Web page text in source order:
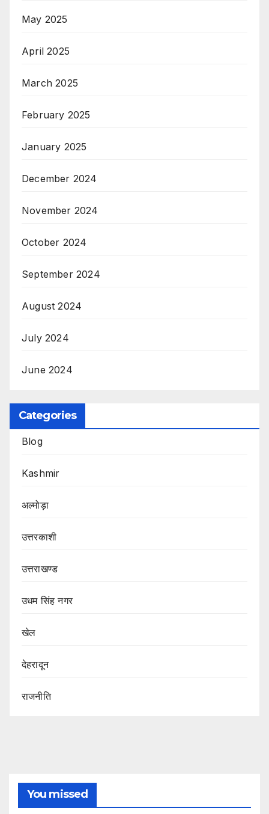
May 2025
April 2025
March 2025
February 2025
January 2025
December 2024
November 2024
October 2024
September 2024
August 2024
July 2024
June 2024
Categories
Blog
Kashmir
अल्मोड़ा
उत्तरकाशी
उत्तराखण्ड
उधम सिंह नगर
खेल
देहरादून
राजनीति
You missed